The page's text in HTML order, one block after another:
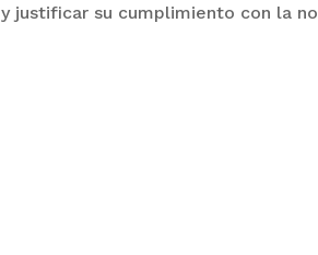
y justificar su cumplimiento con la